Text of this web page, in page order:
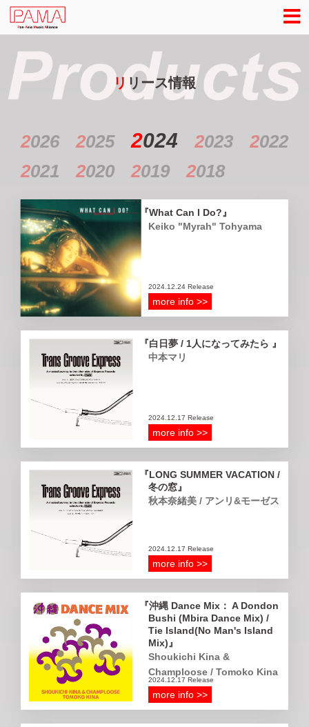
リ リース情報
2026 2025 2024 2023 2022
2021 2020 2019 2018
What Can I Do?
Keiko "Myrah" Tohyama
2024.12.24 Release
more info >>
白日夢 / 1人になってみたら
中本マリ
2024.12.17 Release
more info >>
LONG SUMMER VACATION /
冬の窓
秋本奈緒美 / アンリ&モーゼス
2024.12.17 Release
more info >>
沖縄 Dance Mix： A Dondon
Bushi (Mbira Dance Mix) /
Tie Island(No Man's Island
Mix)
Shoukichi Kina &
Champloose / Tomoko Kina
2024.12.17 Release
more info >>